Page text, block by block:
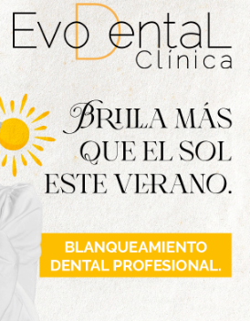
tradicionales de Semana
De forma complementaria,
tendrán la oportunidad de
típicas de estas
al visitante la adquisición de
las Cofradías de Semana
participantes
de ajo en formato tapa que
a los cofrades. Estas
abonadas por la Asociación
facilitará 200 tickets con el
a la Junta de
para su distribución.